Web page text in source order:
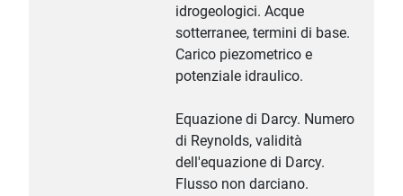
idrogeologici. Acque
sotterranee, termini di base.
Carico piezometrico e
potenziale idraulico.
Equazione di Darcy. Numero
di Reynolds, validità
dell'equazione di Darcy.
Flusso non darciano.